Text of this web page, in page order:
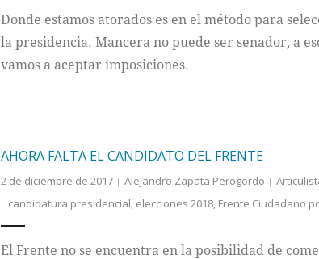
Donde estamos atorados es en el método para
la presidencia. Mancera no puede ser senador, a
vamos a aceptar imposiciones.
AHORA FALTA EL CANDIDATO DEL FRENTE
2 de diciembre de 2017 Alejandro Zapata Perogordo
candidatura presidencial, elecciones 2018, Frente Ciudadano
El Frente no se encuentra en la posibilidad de